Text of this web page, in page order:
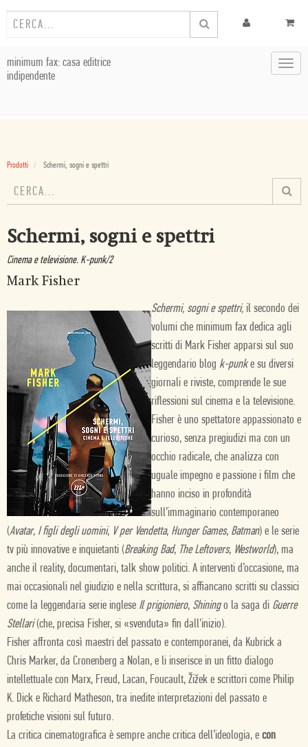
minimum fax: casa editrice
indipendente
Prodotti Schermi, sogni e spettri
Schermi, sogni e spettri
Cinema e televisione. K-punk/2
Mark Fisher
Schermi, sogni e spettri, il secondo dei
volumi che minimum fax dedica agli
scritti di Mark Fisher apparsi sul suo
leggendario blog k-punke su diversi
giornali e riviste, comprende le sue
riflessioni sul cinema e la televisione.
Fisher è uno spettatore appassionato e
curioso, senza pregiudizi ma con un
occhio radicale, che analizza con
uguale impegno e passione i film che
hanno inciso in profondità
sull’immaginario contemporaneo
(Avatar, I figli degli uomini, V per Vendetta, Hunger Games, Batman) e le serie
tv più innovative e inquietanti (Breaking Bad, The Leftovers, Westworld), ma
anche il reality, documentari, talk show politici. A interventi d’occasione, ma
mai occasionali nel giudizio e nella scrittura, si affiancano scritti su classici
come la leggendaria serie inglese Il prigioniero, Shiningo la saga di Guerre
Stellari(che, precisa Fisher, si «svenduta» fin dall'inizio).
Fisher affronta così maestri del passato e contemporanei, da Kubrick a
Chris Marker, da Cronenberg a Nolan, e li inserisce in un fitto dialogo
intellettuale con Marx, Freud, Lacan, Foucault, Žižek e scrittori come Philip
K. Dick e Richard Matheson, tra inedite interpretazioni del passato e
profetiche visioni sul futuro.
La critica cinematografica è sempre anche critica dell’ideologia, e con